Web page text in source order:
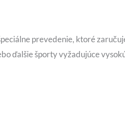
prevedenie, ktoré
ďalšie športy vyžadujúce